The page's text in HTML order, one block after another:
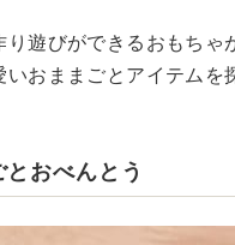
遊びができるおもちゃ
いおままごとアイテムを
とおべんとう